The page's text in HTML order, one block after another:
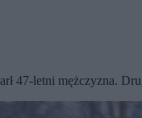
47-letni mężczyzna.